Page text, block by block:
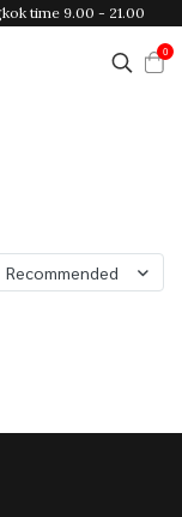
time 9.00 - 21.00
0
Recommended